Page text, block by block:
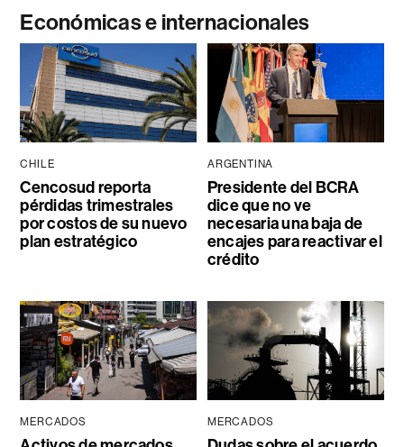
Económicas e internacionales
CHILE
Cencosud reporta
pérdidas trimestrales
por costos de su nuevo
plan estratégico
ARGENTINA
Presidente del BCRA
dice que no ve
necesaria una baja de
encajes para reactivar el
crédito
MERCADOS MERCADOS